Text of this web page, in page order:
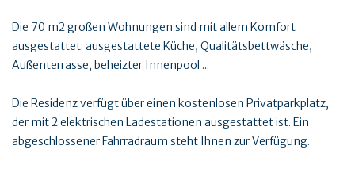
Die 70 m2 großen Wohnungen sind mit allem Komfort
ausgestattet: ausgestattete Küche, Qualitätsbettwäsche,
Außenterrasse, beheizter Innenpool ...
Die Residenz verfügt über einen kostenlosen Privatparkplatz,
der mit 2 elektrischen Ladestationen ausgestattet ist. Ein
abgeschlossener Fahrradraum steht Ihnen zur Verfügung.